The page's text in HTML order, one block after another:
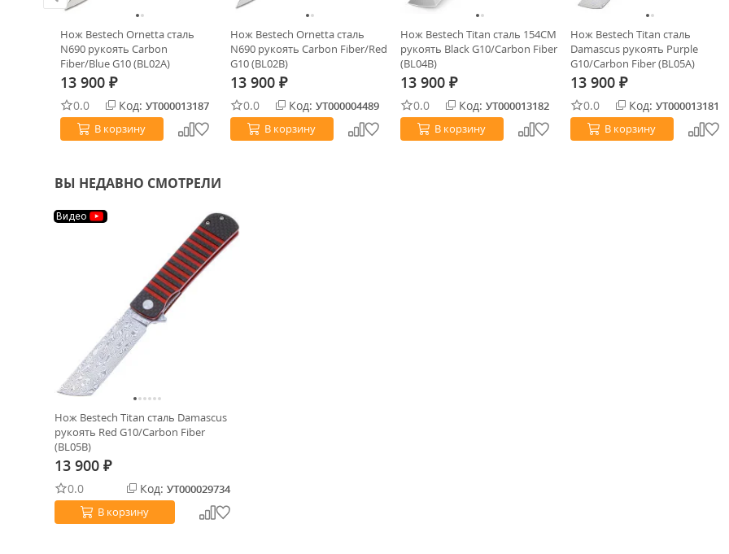
Нож Bestech Ornetta сталь
N690 рукоять Carbon
Fiber/Blue G10 (BL02A)
13 900 ₽
0.0 Код: УТ000013187
В корзину
Нож Bestech Ornetta сталь
N690 рукоять Carbon Fiber/Red
G10 (BL02B)
13 900 ₽
0.0 Код: УТ000004489
В корзину
Нож Bestech Titan сталь 154CM
рукоять Black G10/Carbon Fiber
(BL04B)
13 900 ₽
0.0 Код: УТ000013182
В корзину
Нож Bestech Titan сталь
Damascus рукоять Purple
G10/Carbon Fiber (BL05A)
13 900 ₽
0.0 Код: УТ000013181
В корзину
ВЫ НЕДАВНО СМОТРЕЛИ
Видео
Нож Bestech Titan сталь Damascus
рукоять Red G10/Carbon Fiber
(BL05B)
13 900 ₽
0.0 Код: УТ000029734
В корзину